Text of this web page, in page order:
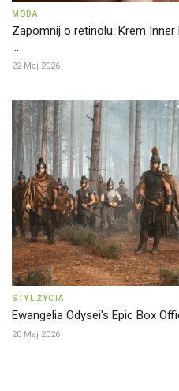
MODA
Zapomnij o retinolu: Krem
...
22 Maj 2026
STYL ŻYCIA
Ewangelia Odysei's Epic Box
20 Maj 2026